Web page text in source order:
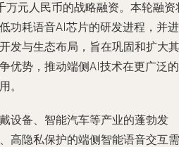
万元人民币的战略融资。本轮融资
功耗语音AI芯片的研发进程，并进
发与生态布局，旨在巩固和扩大其
优势，推动端侧AI技术在更广泛的
。
设备、智能汽车等产业的蓬勃发
高隐私保护的端侧智能语音交互需